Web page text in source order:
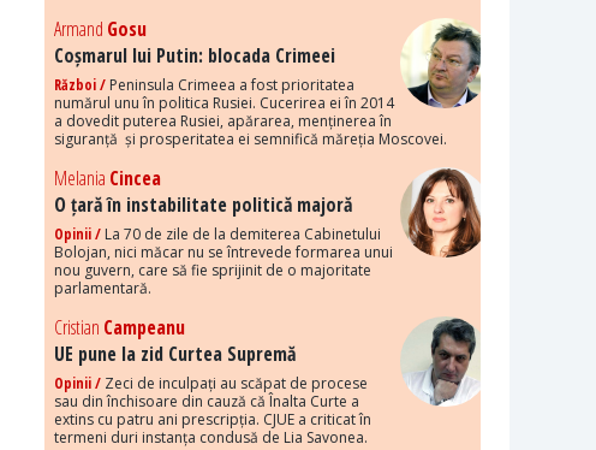
Armand Gosu
Coșmarul lui Putin: blocada Crimeei
Război / Peninsula Crimeea a fost prioritatea
numărul unu în politica Rusiei. Cucerirea ei în 2014
a dovedit puterea Rusiei, apărarea, menținerea în
siguranță și prosperitatea ei semnifică măreția Moscovei.
Melania Cincea
O țară în instabilitate politică majoră
Opinii / La 70 de zile de la demiterea Cabinetului
Bolojan, nici măcar nu se întrevede formarea unui
nou guvern, care să fie sprijinit de o majoritate
parlamentară.
Cristian Campeanu
UE pune la zid Curtea Supremă
Opinii / Zeci de inculpați au scăpat de procese
sau din închisoare din cauză că Înalta Curte a
extins cu patru ani prescripția. CJUE a criticat în
termeni duri instanța condusă de Lia Savonea.